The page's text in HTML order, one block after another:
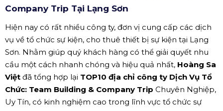
Company Trip Tại Lạng Sơn
Hiện nay có rất nhiều công ty, đơn vị cung cấp các dịch
vụ về tổ chức sự kiện, cho thuê thiết bị sự kiện tại Lạng
Sơn. Nhằm giúp quý khách hàng có thể giải quyết nhu
cầu một cách nhanh chóng và hiệu quả nhất, Hoàng Sa
Việt đã tổng hợp lại TOP10 địa chỉ công ty Dịch Vụ Tổ
Chức: Team Building & Company Trip Chuyên Nghiệp,
Uy Tín, có kinh nghiệm cao trong lĩnh vực tổ chức sự